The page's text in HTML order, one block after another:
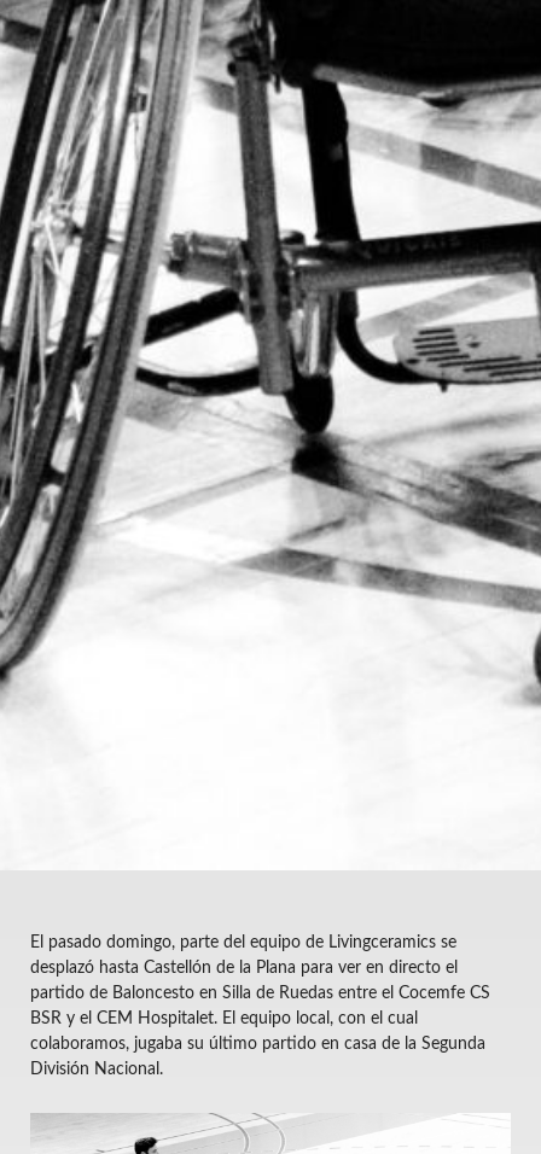
El pasado domingo, parte del equipo de Livingceramics se
desplazó hasta Castellón de la Plana para ver en directo el
partido de Baloncesto en Silla de Ruedas entre el Cocemfe CS
BSR y el CEM Hospitalet. El equipo local, con el cual
colaboramos, jugaba su último partido en casa de la Segunda
División Nacional.